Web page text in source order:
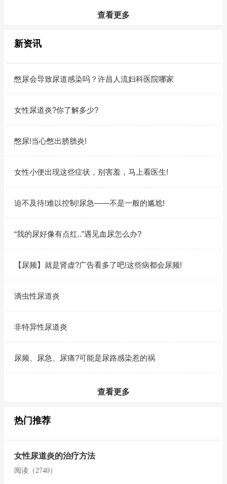
查看更多
新资讯
憋尿会导致尿道感染吗？许昌人流妇科医院哪家
女性尿道炎?你了解多少?
憋尿!当心憋出膀胱炎!
女性小便出现这些症状，别害羞，马上看医生!
迫不及待!难以控制!尿急——不是一般的尴尬!
“我的尿好像有点红..”遇见血尿怎么办?
【尿频】就是肾虚?广告看多了吧!这些病都会尿频!
滴虫性尿道炎
非特异性尿道炎
尿频、尿急、尿痛?可能是尿路感染惹的祸
查看更多
热门推荐
女性尿道炎的治疗方法
阅读（2740）